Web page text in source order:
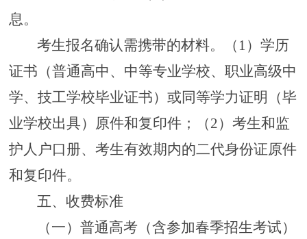
息。
考生报名确认需携带的材料。 （ 1）学历
证书（普通高中、中等专业学校、职业高级中
学、技工学校毕业证书） 或同等学力证明（毕
业学校出具）原件和复印件； （2） 考生和监
护人 户口册、 考生有效期内的二代身份证原件
和复印件。
五、收费标准
（一） 普通高考（含参加春季招生考试）